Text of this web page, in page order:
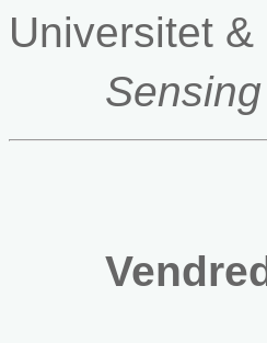
Universitet
Sensing